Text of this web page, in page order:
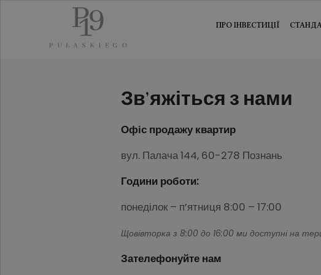
ПРО ІНВЕСТИЦІЇ
Зв’яжіться з нами
Офіс продажу квартир
вул. Палача 144, 60-278 Познань
Години роботи:
понеділок – п’ятниця 8:00 – 17:00
Щовівторка з 8:00 до 16:00 ми доступні на
Зателефонуйте нам